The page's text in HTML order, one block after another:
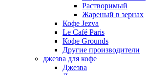
Растворимый
Жареный в зернах
Кофе Jezva
Le Café Paris
Кофе Grounds
Другие производители
джезва для кофе
Джезва